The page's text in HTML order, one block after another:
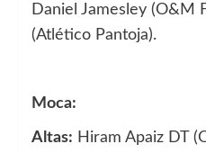
Daniel Jamesley (O&M
(Atlético Pantoja).
Moca:
Altas: Hiram Apaiz DT